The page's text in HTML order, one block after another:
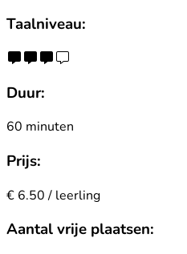
Taalniveau:
Duur:
60 minuten
Prijs:
€ 6.50 / leerling
Aantal vrije plaatsen: